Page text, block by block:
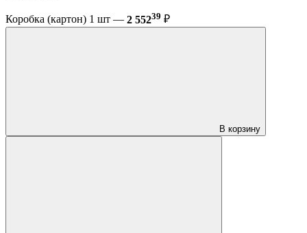
Коробка (картон) 1 шт — 2 55239 ₽
В корзину